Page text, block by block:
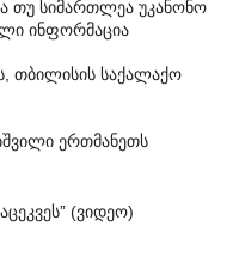
თუ სიმართლეა უკანონო
ინფორმაცია
თბილისის საქალაქო
ერთმანეთს
(ვიდეო)